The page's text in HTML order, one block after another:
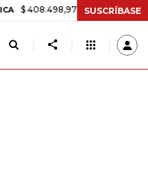
+$ 8.753,81 +2,19%
SUSCRÍBASE